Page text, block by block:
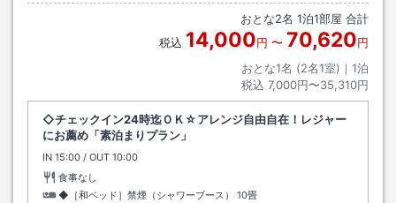
おとな2名 1泊1部屋 合計
税込 14,000円 〜 70,620円
おとな1名 (2名1室)｜ 1泊
税込 7,000円〜35,310円
◇チェックイン24時迄ＯＫ☆アレンジ自由自在！レジャー
にお薦め「素泊まりプラン」
IN チェックイン
15:00 / OUT チェックアウト
10:00
食事なし
◆［和ベッド］禁煙（シャワーブース）
10畳